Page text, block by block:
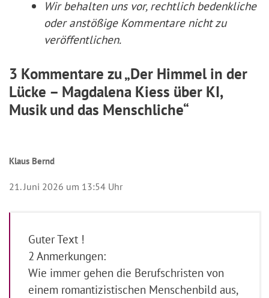
Wir behalten uns vor, rechtlich bedenkliche
oder anstößige Kommentare nicht zu
veröffentlichen.
3 Kommentare zu „Der Himmel in der
Lücke – Magdalena Kiess über KI,
Musik und das Menschliche“
Klaus Bernd
21. Juni 2026 um 13:54 Uhr
Guter Text !
2 Anmerkungen:
Wie immer gehen die Berufschristen von
einem romantizistischen Menschenbild aus,